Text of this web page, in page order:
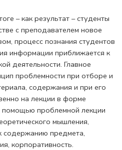
– как результат – студенты
с преподавателем новое
процесс познания студентов
информации приближается к
деятельности. Главное
проблемности при отборе и
содержания и при его
на лекции в форме
проблемной лекции
мышления,
содержанию предмета,
корпоративность.